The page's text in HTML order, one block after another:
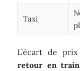
Taxi
L’écart de
retour en